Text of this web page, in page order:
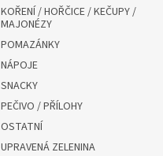
KOŘENÍ / HOŘČICE / KEČUPY /
MAJONÉZY
POMAZÁNKY
NÁPOJE
SNACKY
PEČIVO / PŘÍLOHY
OSTATNÍ
UPRAVENÁ ZELENINA